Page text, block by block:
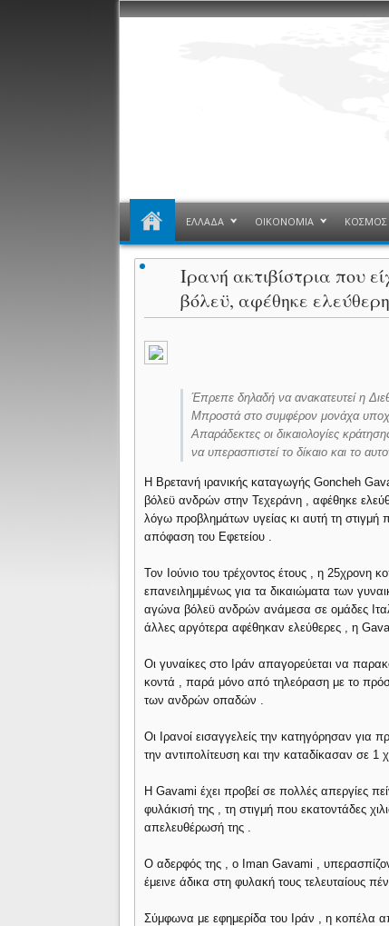
ΕΛΛΑΔΑ ΟΙΚΟΝΟΜΙΑ ΚΟΣΜΟΣ
Ιρανή ακτιβίστρια που
βόλεϋ, αφέθηκε
Έπρεπε δηλαδή να ανακατευτεί η
Μπροστά στο συμφέρον μονάχα
Απαράδεκτες οι δικαιολογίες
να υπερασπιστεί το δίκαιο και το
Η Βρετανή ιρανικής καταγωγής Goncheh
βόλεϋ ανδρών στην Τεχεράνη , αφέθηκε
λόγω προβλημάτων υγείας κι αυτή τη στιγμή
απόφαση του Εφετείου .
Τον Ιούνιο του τρέχοντος έτους , η 25χρονη
επανειλημμένως για τα δικαιώματα των
αγώνα βόλεϋ ανδρών ανάμεσα σε ομάδες
άλλες αργότερα αφέθηκαν ελεύθερες , η
Οι γυναίκες στο Ιράν απαγορεύεται να
κοντά , παρά μόνο από τηλεόραση με το
των ανδρών οπαδών .
Οι Ιρανοί εισαγγελείς την κατηγόρησαν για
την αντιπολίτευση και την καταδίκασαν σε
Η Gavami έχει προβεί σε πολλές απεργίες
φυλάκισή της , τη στιγμή που εκατοντάδες
απελευθέρωσή της .
Ο αδερφός της , ο Iman Gavami ,
έμεινε άδικα στη φυλακή τους τελευταίους
Σύμφωνα με εφημερίδα του Ιράν , η κοπέλα